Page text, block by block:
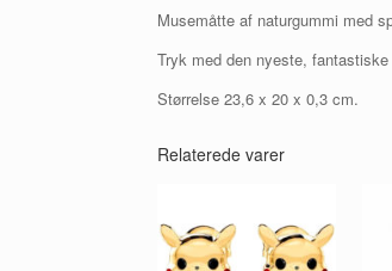
Musemåtte af naturgummi med
Tryk med den nyeste,
Størrelse 23,6 x 20 x 0,3 cm.
Relaterede varer